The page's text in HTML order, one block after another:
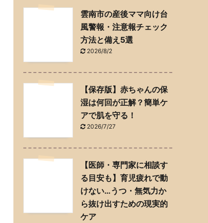
雲南市の産後ママ向け台
風警報・注意報チェック
方法と備え5選
2026/8/2
【保存版】赤ちゃんの保
湿は何回が正解？簡単ケ
アで肌を守る！
2026/7/27
【医師・専門家に相談す
る目安も】育児疲れで動
けない…うつ・無気力か
ら抜け出すための現実的
ケア